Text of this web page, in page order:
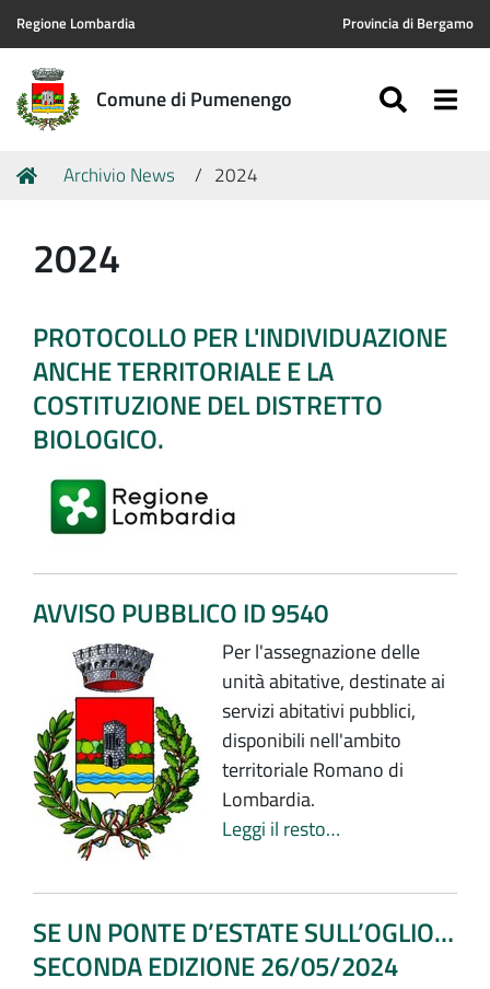
Regione Lombardia Provincia di Bergamo
Comune di Pumenengo
Tu
Home
Archivio News 2024
2024
PROTOCOLLO PER L'INDIVIDUAZIONE
ANCHE TERRITORIALE E LA
COSTITUZIONE DEL DISTRETTO
BIOLOGICO.
AVVISO PUBBLICO ID 9540
Per l'assegnazione delle
unità abitative, destinate ai
servizi abitativi pubblici,
disponibili nell'ambito
territoriale Romano di
Lombardia.
Leggi il resto…
SE UN PONTE D’ESTATE SULL’OGLIO…
SECONDA EDIZIONE 26/05/2024